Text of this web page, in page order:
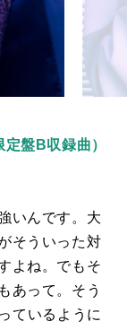
盤B収録曲）
いんです。大
そういった対
よね。でもそ
あって。そう
ているように